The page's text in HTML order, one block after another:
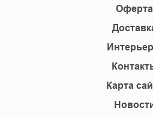
Оферта
Карта